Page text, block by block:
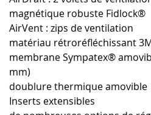
magnétique robuste Fidlock®
AirVent : zips de ventilation
matériau rétroréfléchissant
membrane Sympatex®
mm)
doublure thermique amovible
Inserts extensibles